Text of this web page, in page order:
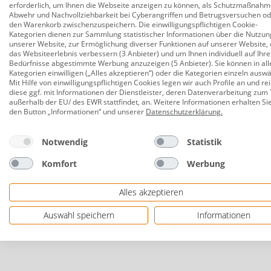
für 3 Personen
reflektierendes Gewebe
mit Abspannleinen
Herstellerinformationen: Happy People GmbH
Herstellernr. 78929
erforderlich, um Ihnen die Webseite anzeigen zu können, als
Abwehr und Nachvollziehbarkeit bei Cyberangriffen und Betrugsversuchen
den Warenkorb zwischenzuspeichern. Die einwilligungspflichtigen Cookie-
Kategorien dienen zur Sammlung statistischer Informationen über die
unserer Website, zur Ermöglichung diverser Funktionen auf unserer Website,
das Websiteerlebnis verbessern (3 Anbieter) und um Ihnen individuell auf Ihre
Bedürfnisse abgestimmte Werbung anzuzeigen (5 Anbieter). Sie können in
Kategorien einwilligen („Alles akzeptieren“) oder die Kategorien einzeln
Mit Hilfe von einwilligungspflichtigen Cookies legen wir auch Profile an und
diese ggf. mit Informationen der Dienstleister, deren Datenverarbeitung zum
außerhalb der EU/ des EWR stattfindet, an. Weitere Informationen erhalten
den Button „Informationen“ und unserer Datenschutzerklärung.
Notwendig
Statistik
Komfort
Werbung
Alles akzeptieren
Auswahl speichern
Informationen